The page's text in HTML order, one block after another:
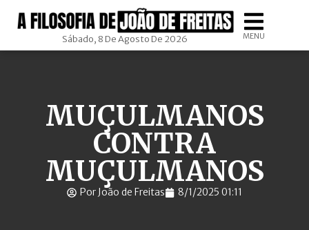
Sábado, 8 De Agosto De 2026 MENU
MUÇULMANOS
CONTRA
MUÇULMANOS
Por João de Freitas 8/1/2025 01:11